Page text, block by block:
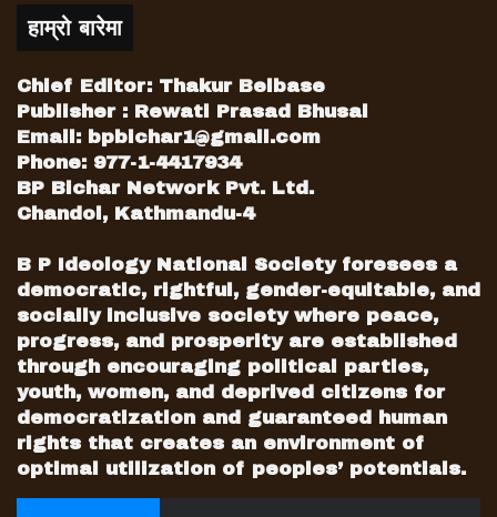
वाइट ।
नेपालमा थप ३६ जना कोरोना संक्रमित डिस्चार्ज भएका
आइसोलेसन सप्तरीबाट १७ जना, आइसोलेसन सेन्टर
सहपूर्व दुधुवा बाँकेबाट ८ पुरुष र भरतपुर अस्पतालबाट
६ जना डिस्चार्ज भएका हुन् । यो सँगै निको हुनेको
संख्या ९ सय १३ पुगेको छ । यस्तै स्वास्थ्य तथा
जनसंख्या मन्त्रालयले असार १५ पछि दैनिक १० हजार
दर कम भयो भन्ने आवाज उठिरहेका बेला प्रवक्ता
गौतमले असार १५ पछि दैनिक १० हजार जनामा
पीसीआर परिक्षण गरिने जानकारी दिनुभयो ।
हाम्रो बारेमा
Chief Editor: Thakur Belbase
Publisher : Rewati Prasad Bhusal
Email: bpbichar1@gmail.com
Phone: 977-1-4417934
BP Bichar Network Pvt. Ltd.
Chandol, Kathmandu-4
B P Ideology National Society foresees a
democratic, rightful, gender-equitable, and
socially inclusive society where peace,
progress, and prosperity are established
through encouraging political parties,
youth, women, and deprived citizens for
democratization and guaranteed human
rights that creates an environment of
optimal utilization of peoples’ potentials.